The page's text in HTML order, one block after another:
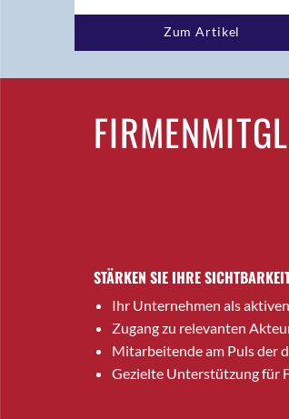
Zum Artikel
STÄRKEN SIE IHRE
Ihr Unternehmen als
Zugang zu relevanten
Mitarbeitende am Puls der
Gezielte Unterstützung für